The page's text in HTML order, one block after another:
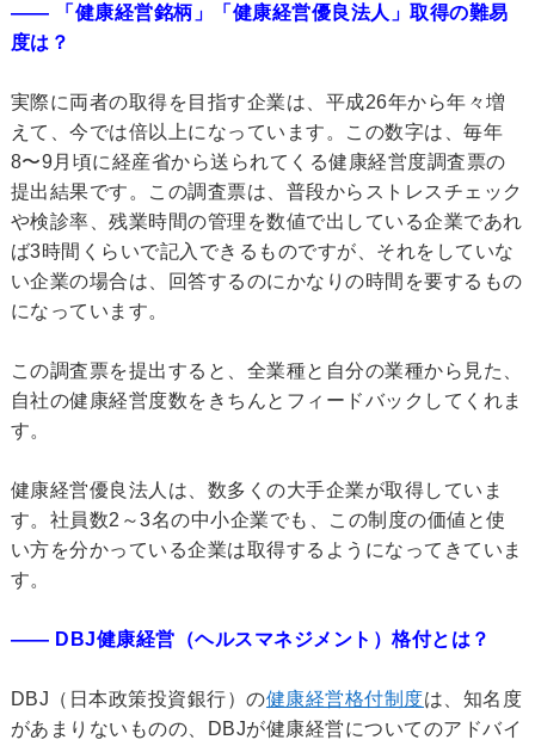
―― 「健康経営銘柄」「健康経営優良法人」取得の難易
度は？
実際に両者の取得を目指す企業は、平成26年から年々増
えて、今では倍以上になっています。この数字は、毎年
8〜9月頃に経産省から送られてくる健康経営度調査票の
提出結果です。この調査票は、普段からストレスチェック
や検診率、残業時間の管理を数値で出している企業であれ
ば3時間くらいで記入できるものですが、それをしていな
い企業の場合は、回答するのにかなりの時間を要するもの
になっています。
この調査票を提出すると、全業種と自分の業種から見た、
自社の健康経営度数をきちんとフィードバックしてくれま
す。
健康経営優良法人は、数多くの大手企業が取得していま
す。社員数2～3名の中小企業でも、この制度の価値と使
い方を分かっている企業は取得するようになってきていま
す。
―― DBJ健康経営（ヘルスマネジメント）格付とは？
DBJ（日本政策投資銀行）の健康経営格付制度は、知名度
があまりないものの、DBJが健康経営についてのアドバイ